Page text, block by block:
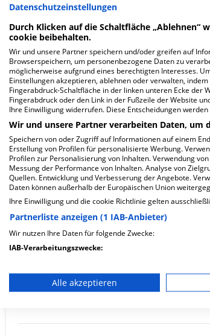
kbo - Heckscher-Klinikum
Abteilung Rottmannshöhe
Dürrbergstraße 12
82335 Berg
ZUM
In dieser Klinik sind leider
via
Benedictus Krankenhaus
GmbH & Co. KG
Thomas-Mann-Straße 6
Datenschutzeinstellungen
Durch Klicken auf die Schaltfläche
cookie beibehalten.
Wir und unsere Partner speichern und/oder greifen auf
Browserspeichern, um personenbezogene Daten zu
möglicherweise aufgrund eines berechtigten Interesses.
Einstellungen akzeptieren, ablehnen oder verwalten,
Fingerabdruck-Schaltfläche in der linken unteren Ecke der
Fingerabdruck oder den Link in der Fußzeile der Website
Ihre Einwilligung widerrufen. Diese Entscheidungen
Wir und unsere Partner verarbeiten Daten, um
Speichern von oder Zugriff auf Informationen auf einem
Erstellung von Profilen für personalisierte Werbung.
Profilen zur Personalisierung von Inhalten. Verwendung
Messung der Performance von Inhalten. Analyse von
Quellen. Entwicklung und Verbesserung der Angebote.
Daten können außerhalb der Europäischen Union
Ihre Einwilligung und die cookie Richtlinie gelten
Partnerliste anzeigen (1 IAB-Anbieter)
Wir nutzen Ihre Daten für folgende Zwecke:
IAB-Verarbeitungszwecke:
Verwendung reduzierter Daten zur Auswahl
Alle akzeptieren